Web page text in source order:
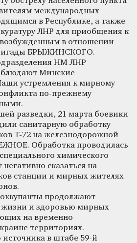
международных
в Республике, а также
ЛНР для приобщения к
в отношении
БРЫЖИНСКОГО.
НМ ЛНР
Минские
устремления к мирному
по-прежнему
разведки, 21 марта боевики
санитарную обработку
Т-72 на железнодорожной
Обработка проводилась
химического
сказаться на
станции и мирных жителях
продолжают
жизни и здоровью мирных
на временно
территориях.
в штабе 59-й